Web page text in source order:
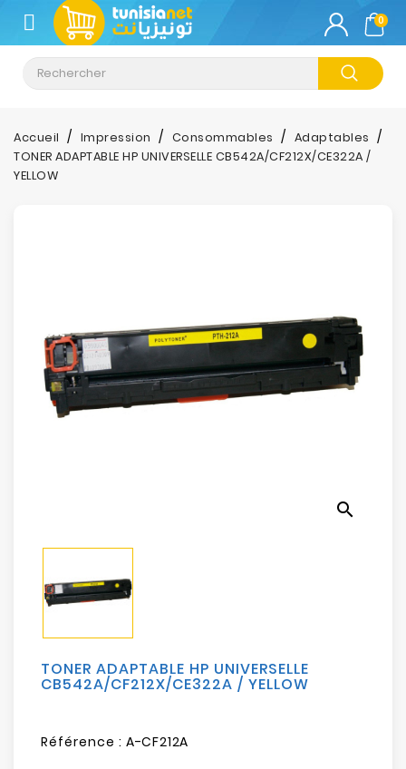
CATÉGORIE
Climatisation
Informatique
Téléphonie
TV-
Son-
Photos
Sécurité
Mobilités
Loisirs
0
Accueil Impression Consommables
Adaptables
TONER ADAPTABLE HP UNIVERSELLE CB542A/CF212X/CE322A /
YELLOW
search
TONER ADAPTABLE HP UNIVERSELLE
CB542A/CF212X/CE322A / YELLOW
Référence : A-CF212A